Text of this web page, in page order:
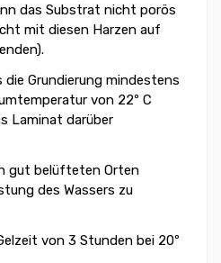
das Substrat nicht porös
mit diesen Harzen auf
Grundierung mindestens
von 22º C
Laminat darüber
gut belüfteten Orten
des Wassers zu
von 3 Stunden bei 20º